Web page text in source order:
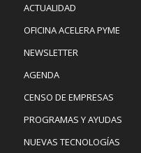
ACTUALIDAD
OFICINA ACELERA PYME
NEWSLETTER
AGENDA
CENSO DE EMPRESAS
PROGRAMAS Y AYUDAS
NUEVAS TECNOLOGÍAS